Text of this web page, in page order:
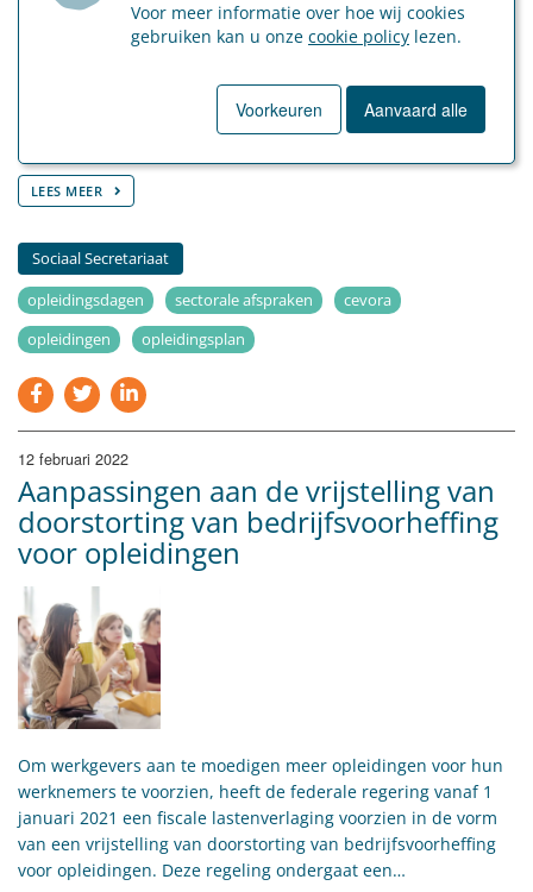
Photographer: Austin Distel | Source: Unsplash Er is een
afgesloten op 6 juli 2023 (cao 6/7/23, reg. nr. 181682/CO/200).
Dit akkoord houdt rekening met de bepalingen in de
LEES MEER
Sociaal Secretariaat
opleidingsdagen sectorale afspraken
cevora
opleidingen
opleidingsplan
12 februari 2022
Aanpassingen aan de vrijstelling van
doorstorting van bedrijfsvoorheffing
voor opleidingen
Om werkgevers aan te moedigen meer opleidingen voor hun
werknemers te voorzien, heeft de federale regering vanaf 1
januari 2021 een fiscale lastenverlaging voorzien in de vorm
van een vrijstelling van doorstorting van bedrijfsvoorheffing
voor opleidingen. Deze regeling ondergaat een…
Voor meer informatie over hoe wij cookies
gebruiken kan u onze cookie policy lezen.
Voorkeuren Aanvaard alle